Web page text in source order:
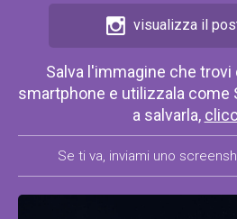
visualizza il
Salva l'immagine che
smartphone e utilizzala come
a salvarla,
Se ti va, inviami uno